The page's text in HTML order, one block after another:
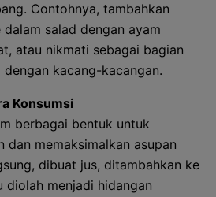
Contohnya, tambahkan
salad dengan ayam
atau nikmati sebagai bagian
kacang-kacangan.
Konsumsi
berbagai bentuk untuk
dan memaksimalkan asupan
dibuat jus, ditambahkan ke
diolah menjadi hidangan